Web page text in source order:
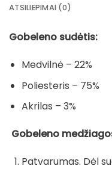
ATSILIEPIMAI (0)
Gobeleno sudėtis:
Medvilnė – 22%
Poliesteris – 75%
Akrilas – 3%
Gobeleno
Patvarumas. Dėl